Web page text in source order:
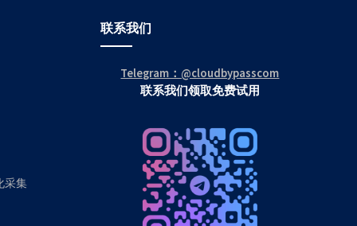
采集
联系我们
Telegram：@cloudbypasscom
联系我们领取免费试用